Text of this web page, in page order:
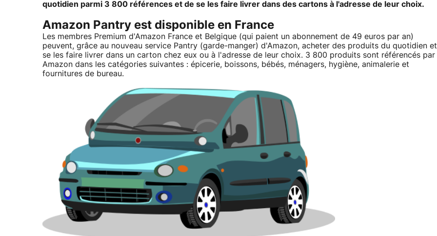
quotidien parmi 3 800 références et de se les faire livrer dans des cartons à l'adresse de leur choix.
Amazon Pantry est disponible en France
Les membres Premium d'Amazon France et Belgique (qui paient un abonnement de 49 euros par an)
peuvent, grâce au nouveau service Pantry (garde-manger) d'Amazon, acheter des produits du quotidien et
se les faire livrer dans un carton chez eux ou à l'adresse de leur choix. 3 800 produits sont référencés par
Amazon dans les catégories suivantes : épicerie, boissons, bébés, ménagers, hygiène, animalerie et
fournitures de bureau.